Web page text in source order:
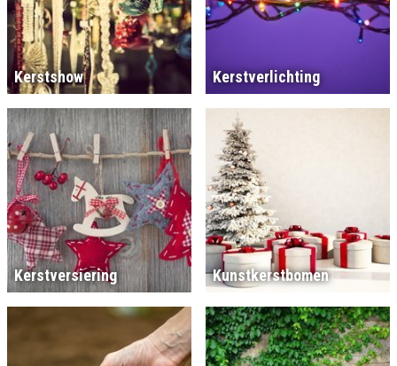
Kerstshow Kerstverlichting
Kerstversiering Kunstkerstbomen